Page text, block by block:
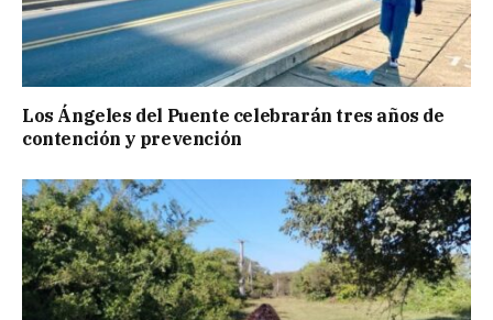
Los Ángeles del Puente celebrarán tres años de
contención y prevención